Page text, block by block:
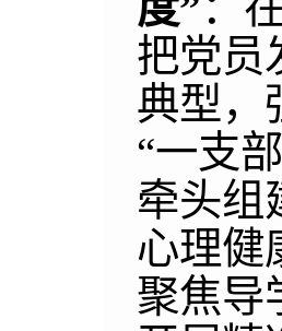
把党员
典型，
“一支
牵头组
心理健
聚焦导